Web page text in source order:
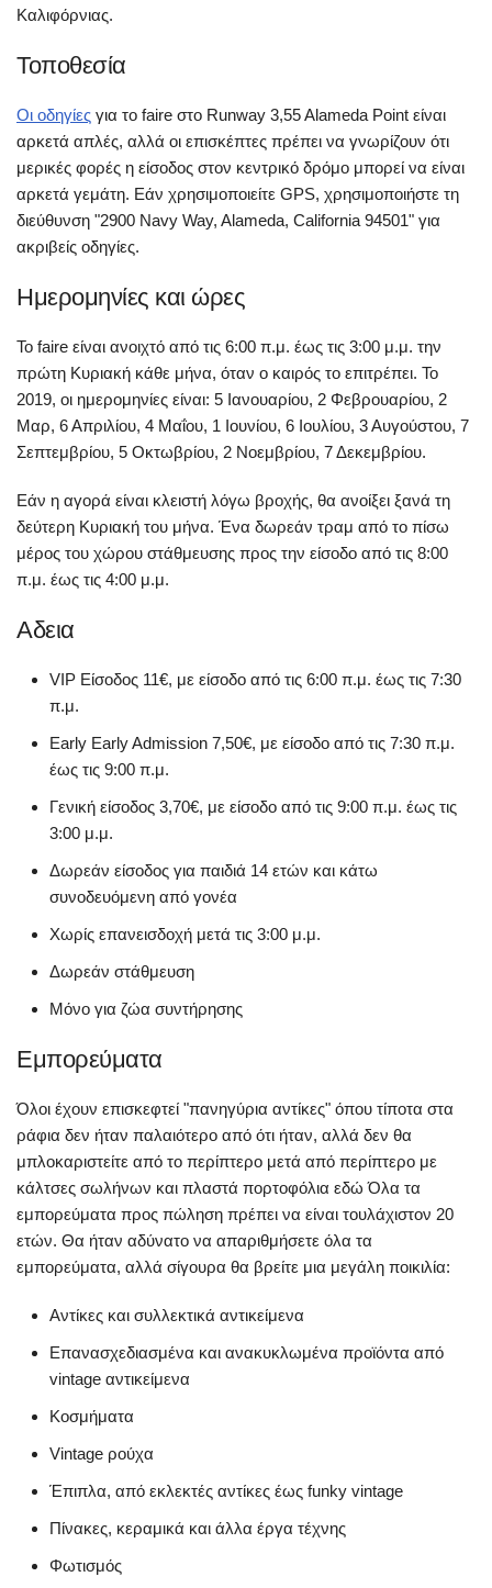
Καλιφόρνιας.
Τοποθεσία
Οι οδηγίες για το faire στο Runway 3,55 Alameda Point είναι
αρκετά απλές, αλλά οι επισκέπτες πρέπει να γνωρίζουν ότι
μερικές φορές η είσοδος στον κεντρικό δρόμο μπορεί να είναι
αρκετά γεμάτη. Εάν χρησιμοποιείτε GPS, χρησιμοποιήστε τη
διεύθυνση "2900 Navy Way, Alameda, California 94501" για
ακριβείς οδηγίες.
Ημερομηνίες και ώρες
Το faire είναι ανοιχτό από τις 6:00 π.μ. έως τις 3:00 μ.μ. την
πρώτη Κυριακή κάθε μήνα, όταν ο καιρός το επιτρέπει. Το
2019, οι ημερομηνίες είναι: 5 Ιανουαρίου, 2 Φεβρουαρίου, 2
Μαρ, 6 Απριλίου, 4 Μαΐου, 1 Ιουνίου, 6 Ιουλίου, 3 Αυγούστου, 7
Σεπτεμβρίου, 5 Οκτωβρίου, 2 Νοεμβρίου, 7 Δεκεμβρίου.
Εάν η αγορά είναι κλειστή λόγω βροχής, θα ανοίξει ξανά τη
δεύτερη Κυριακή του μήνα. Ένα δωρεάν τραμ από το πίσω
μέρος του χώρου στάθμευσης προς την είσοδο από τις 8:00
π.μ. έως τις 4:00 μ.μ.
Αδεια
VIP Είσοδος 11€, με είσοδο από τις 6:00 π.μ. έως τις 7:30
π.μ.
Early Early Admission 7,50€, με είσοδο από τις 7:30 π.μ.
έως τις 9:00 π.μ.
Γενική είσοδος 3,70€, με είσοδο από τις 9:00 π.μ. έως τις
3:00 μ.μ.
Δωρεάν είσοδος για παιδιά 14 ετών και κάτω
συνοδευόμενη από γονέα
Χωρίς επανεισδοχή μετά τις 3:00 μ.μ.
Δωρεάν στάθμευση
Μόνο για ζώα συντήρησης
Εμπορεύματα
Όλοι έχουν επισκεφτεί "πανηγύρια αντίκες" όπου τίποτα στα
ράφια δεν ήταν παλαιότερο από ότι ήταν, αλλά δεν θα
μπλοκαριστείτε από το περίπτερο μετά από περίπτερο με
κάλτσες σωλήνων και πλαστά πορτοφόλια εδώ Όλα τα
εμπορεύματα προς πώληση πρέπει να είναι τουλάχιστον 20
ετών. Θα ήταν αδύνατο να απαριθμήσετε όλα τα
εμπορεύματα, αλλά σίγουρα θα βρείτε μια μεγάλη ποικιλία:
Αντίκες και συλλεκτικά αντικείμενα
Επανασχεδιασμένα και ανακυκλωμένα προϊόντα από
vintage αντικείμενα
Κοσμήματα
Vintage ρούχα
Έπιπλα, από εκλεκτές αντίκες έως funky vintage
Πίνακες, κεραμικά και άλλα έργα τέχνης
Φωτισμός